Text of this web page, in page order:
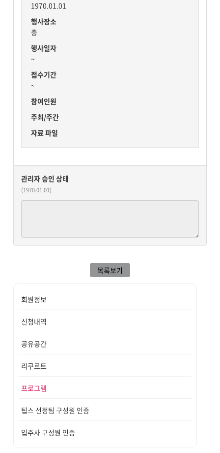
1970.01.01
행사장소
층
행사일자
~
접수기간
~
참여인원
주최/주간
자료 파일
관리자 승인 상태
(1970.01.01)
목록보기
회원정보
신청내역
공유공간
리쿠르트
프로그램
팁스 선정팀 구성원 인증
입주사 구성원 인증